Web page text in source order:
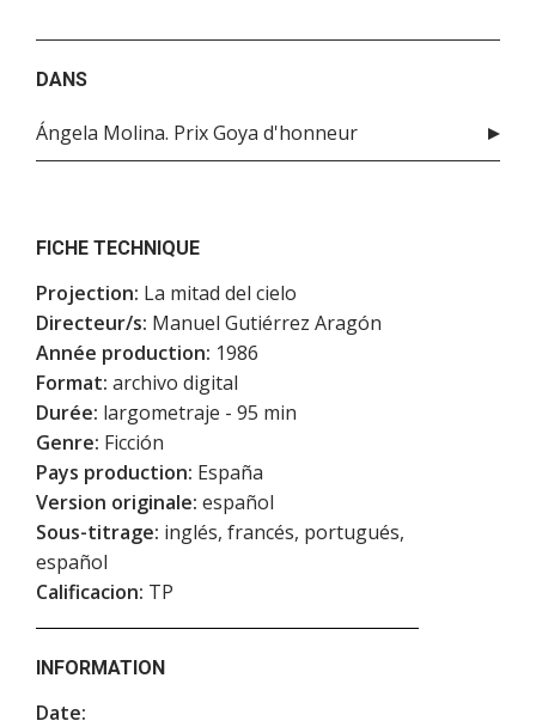
DANS
Ángela Molina. Prix Goya d'honneur
FICHE TECHNIQUE
Projection: La mitad del cielo
Directeur/s: Manuel Gutiérrez Aragón
Année production: 1986
Format: archivo digital
Durée: largometraje - 95 min
Genre: Ficción
Pays production: España
Version originale: español
Sous-titrage: inglés, francés, portugués,
español
Calificacion: TP
INFORMATION
Date: